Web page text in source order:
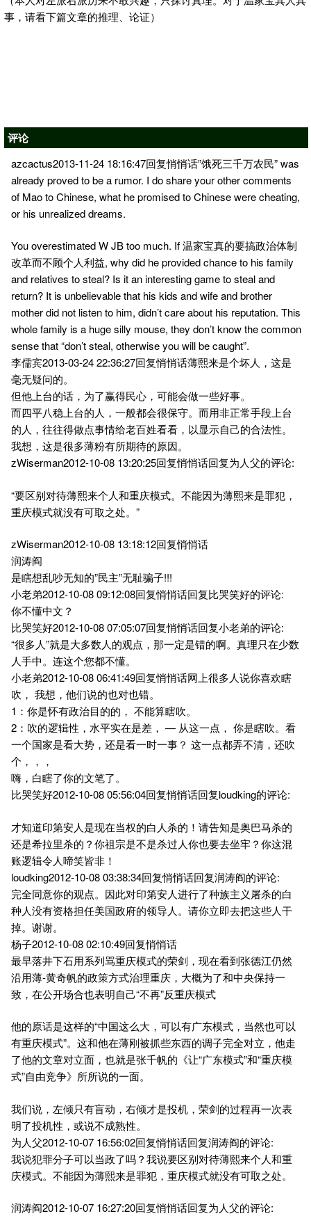
事，请看下篇文章的推理、论证）
评论
azcactus2013-11-24 18:16:47回复悄悄话”饿死三千万农民” was
already proved to be a rumor. I do share your other comments
of Mao to Chinese, what he promised to Chinese were cheating,
or his unrealized dreams.
You overestimated W JB too much. If 温家宝真的要搞政治体制
改革而不顾个人利益, why did he provided chance to his family
and relatives to steal? Is it an interesting game to steal and
return? It is unbelievable that his kids and wife and brother
mother did not listen to him, didn’t care about his reputation. This
whole family is a huge silly mouse, they don’t know the common
sense that “don’t steal, otherwise you will be caught”.
李儒宾2013-03-24 22:36:27回复悄悄话薄熙来是个坏人，这是
毫无疑问的。
但他上台的话，为了赢得民心，可能会做一些好事。
而四平八稳上台的人，一般都会很保守。而用非正常手段上台
的人，往往得做点事情给老百姓看看，以显示自己的合法性。
我想，这是很多薄粉有所期待的原因。
zWiserman2012-10-08 13:20:25回复悄悄话回复为人父的评论:
“要区别对待薄熙来个人和重庆模式。不能因为薄熙来是罪犯，
重庆模式就没有可取之处。”
zWiserman2012-10-08 13:18:12回复悄悄话
润涛阎
是瞎想乱吵无知的”民主”无耻骗子!!!
小老弟2012-10-08 09:12:08回复悄悄话回复比哭笑好的评论:
你不懂中文？
比哭笑好2012-10-08 07:05:07回复悄悄话回复小老弟的评论:
“很多人”就是大多数人的观点，那一定是错的啊。真理只在少数
人手中。连这个您都不懂。
小老弟2012-10-08 06:41:49回复悄悄话网上很多人说你喜欢瞎
吹， 我想，他们说的也对也错。
1：你是怀有政治目的的， 不能算瞎吹。
2：吹的逻辑性，水平实在是差， — 从这一点， 你是瞎吹。看
一个国家是看大势，还是看一时一事？ 这一点都弄不清，还吹
个，，，
嗨，白瞎了你的文笔了。
比哭笑好2012-10-08 05:56:04回复悄悄话回复loudking的评论:
才知道印第安人是现在当权的白人杀的！请告知是奥巴马杀的
还是希拉里杀的？你祖宗是不是杀过人你也要去坐牢？你这混
账逻辑令人啼笑皆非！
loudking2012-10-08 03:38:34回复悄悄话回复润涛阎的评论:
完全同意你的观点。因此对印第安人进行了种族主义屠杀的白
种人没有资格担任美国政府的领导人。请你立即去把这些人干
掉。谢谢。
杨子2012-10-08 02:10:49回复悄悄话
最早落井下石用系列骂重庆模式的荣剑，现在看到张德江仍然
沿用薄-黄奇帆的政策方式治理重庆，大概为了和中央保持一
致，在公开场合也表明自己“不再”反重庆模式
他的原话是这样的“中国这么大，可以有广东模式，当然也可以
有重庆模式”。这和他在薄刚被抓些东西的调子完全对立，他走
了他的文章对立面，也就是张千帆的《让“广东模式”和“重庆模
式”自由竞争》所所说的一面。
我们说，左倾只有盲动，右倾才是投机，荣剑的过程再一次表
明了投机性，或说不成熟性。
为人父2012-10-07 16:56:02回复悄悄话回复润涛阎的评论:
我说犯罪分子可以当政了吗？我说要区别对待薄熙来个人和重
庆模式。不能因为薄熙来是罪犯，重庆模式就没有可取之处。
润涛阎2012-10-07 16:27:20回复悄悄话回复为人父的评论: